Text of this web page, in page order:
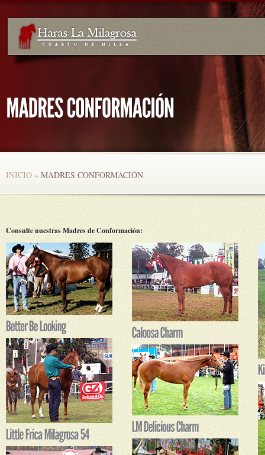
INICIO » MADRES CONFORMACIÓN
Consulte nuestras Madres de Conformación: